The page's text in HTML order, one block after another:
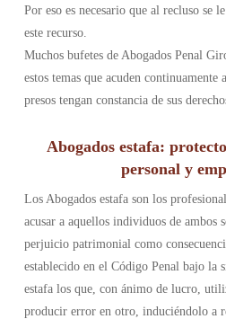
Por eso es necesario que al recluso se
este recurso.
Muchos bufetes de Abogados Penal
estos temas que acuden continuamente
presos tengan constancia de sus
Abogados estafa:
personal y
Los Abogados estafa son los
acusar a aquellos individuos de ambos
perjuicio patrimonial como
establecido en el Código Penal bajo la
estafa los que, con ánimo de lucro,
producir error en otro, induciéndolo a